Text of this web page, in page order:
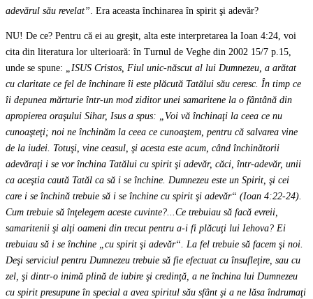
adevărul său revelat” . Era aceasta închinarea în spirit şi adevăr?
NU! De ce? Pentru că ei au greşit, alta este interpretarea la Ioan 4:24, voi
cita din literatura lor ulterioară: în Turnul de Veghe din 2002 15/7 p.15,
unde se spune: „ISUS Cristos, Fiul unic-născut al lui Dumnezeu, a arătat
cu claritate ce fel de închinare îi este plăcută Tatălui său ceresc. În timp ce
îi depunea mărturie într-un mod ziditor unei samaritene la o fântână din
apropierea oraşului Sihar, Isus a spus: „Voi vă închinaţi la ceea ce nu
cunoaşteţi; noi ne închinăm la ceea ce cunoaştem, pentru că salvarea vine
de la iudei. Totuşi, vine ceasul, şi acesta este acum, când închinătorii
adevăraţi i se vor închina Tatălui cu spirit şi adevăr, căci, într-adevăr, unii
ca aceştia caută Tatăl ca să i se închine. Dumnezeu este un Spirit, şi cei
care i se închină trebuie să i se închine cu spirit şi adevăr“ (Ioan 4:22-24).
Cum trebuie să înţelegem aceste cuvinte?...Ce trebuiau să facă evreii,
samaritenii şi alţi oameni din trecut pentru a-i fi plăcuţi lui Iehova? Ei
trebuiau să i se închine „cu spirit şi adevăr“. La fel trebuie să facem şi noi.
Deşi serviciul pentru Dumnezeu trebuie să fie efectuat cu însufleţire, sau cu
zel, şi dintr-o inimă plină de iubire şi credinţă, a ne închina lui Dumnezeu
cu spirit presupune în special a avea spiritul său sfânt şi a ne lăsa îndrumaţi